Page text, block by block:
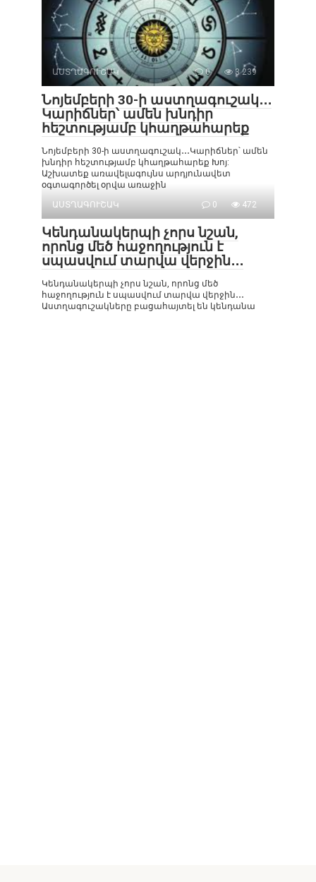
ԱՍՏՂԱԳՈՒՇԱԿ 0 3 239
Նոյեմբերի 30-ի աստղագուշակ․․․
Կարիճներ՝ ամեն խնդիր
հեշտությամբ կհաղթահարեք
Նոյեմբերի 30-ի աստղագուշակ․․․Կարիճներ՝ ամեն
խնդիր հեշտությամբ կհաղթահարեք Խոյ:
Աշխատեք առավելագույնս արդյունավետ
օգտագործել օրվա առաջին
ԱՍՏՂԱԳՈՒՇԱԿ
0 472
Կենդանակերպի չորս նշան,
որոնց մեծ հաջողություն է
սպասվում տարվա վերջին․․․
Կենդանակերպի չորս նշան, որոնց մեծ
հաջողություն է սպասվում տարվա վերջին․․․
Աստղագուշակները բացահայտել են կենդանա